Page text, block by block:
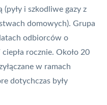
i szkodliwe gazy z
domowych). Grupa
odbiorców o
rocznie. Około 20
w ramach
dotychczas były